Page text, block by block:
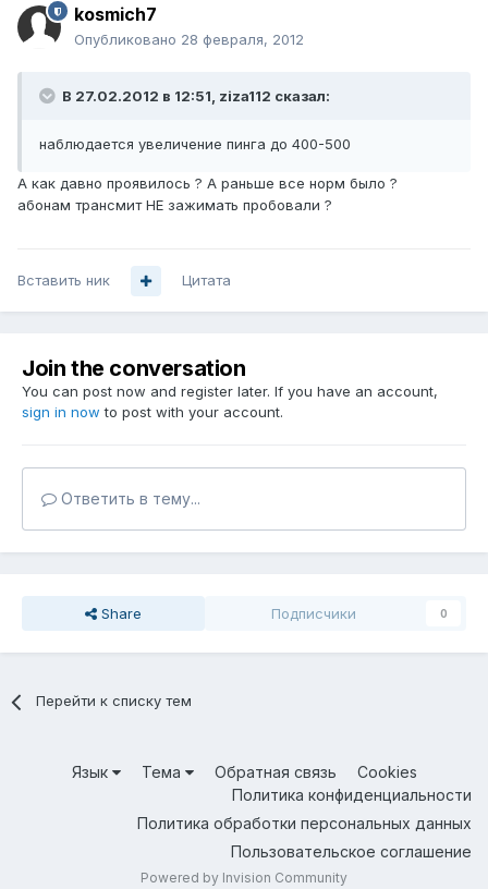
kosmich7
Опубликовано 28 февраля, 2012
В 27.02.2012 в 12:51, ziza112 сказал:
наблюдается увеличение пинга до 400-500
А как давно проявилось ? А раньше все норм было ?
абонам трансмит НЕ зажимать пробовали ?
Вставить ник Цитата
Join the conversation
You can post now and register later. If you have an account,
sign in now to post with your account.
Ответить в тему...
Share Подписчики 0
Перейти к списку тем
Язык Тема Обратная связь
Cookies
Политика конфиденциальности
Политика обработки персональных данных
Пользовательское соглашение
Powered by Invision Community